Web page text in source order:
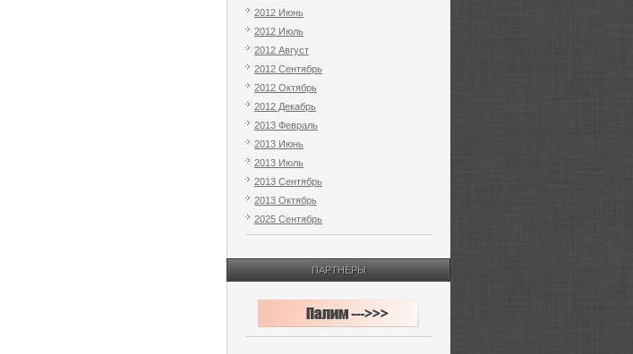
2012 Июнь
2012 Июль
2012 Август
2012 Сентябрь
2012 Октябрь
2012 Декабрь
2013 Февраль
2013 Июнь
2013 Июль
2013 Сентябрь
2013 Октябрь
2025 Сентябрь
ПАРТНЁРЫ